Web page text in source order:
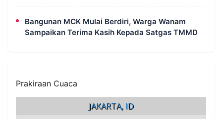
Rampung
Bangunan MCK Mulai Berdiri, Warga Wanam
Sampaikan Terima Kasih Kepada Satgas TMMD
Prakiraan Cuaca
JAKARTA, ID